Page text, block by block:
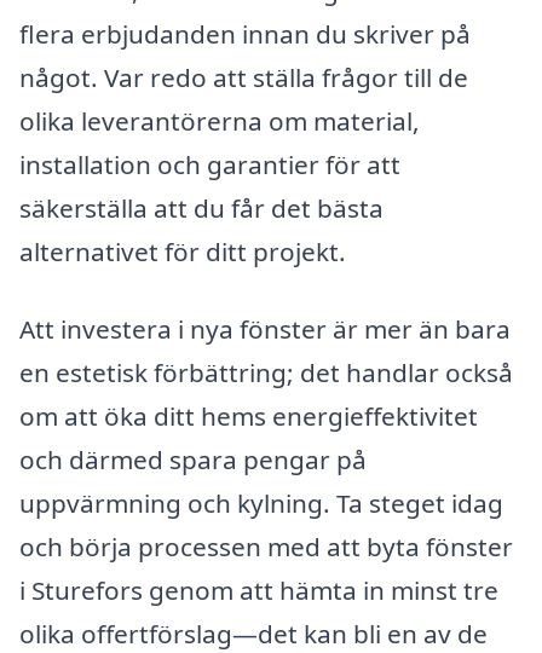
flera erbjudanden innan du skriver på
något. Var redo att ställa frågor till de
olika leverantörerna om material,
installation och garantier för att
säkerställa att du får det bästa
alternativet för ditt projekt.
Att investera i nya fönster är mer än bara
en estetisk förbättring; det handlar också
om att öka ditt hems energieffektivitet
och därmed spara pengar på
uppvärmning och kylning. Ta steget idag
och börja processen med att byta fönster
i Sturefors genom att hämta in minst tre
olika offertförslag—det kan bli en av de